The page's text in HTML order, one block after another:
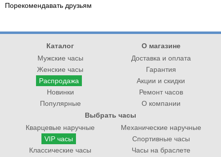
Порекомендавать друзьям
Выбрать часы
Каталог О магазине
Кварцевые наручные
VIP часы
Классические часы
Доставка и оплата
Гарантия
Акции и скидки
Ремонт часов
О компании
Мужские часы
Женские часы
Распродажа
Новинки
Популярные
Механические наручные
Спортивные часы
Часы на браслете